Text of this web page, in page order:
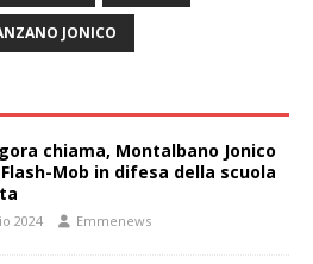
JONICO
chiama, Montalbano Jonico
Mob in difesa della scuola
2024 Emmenews